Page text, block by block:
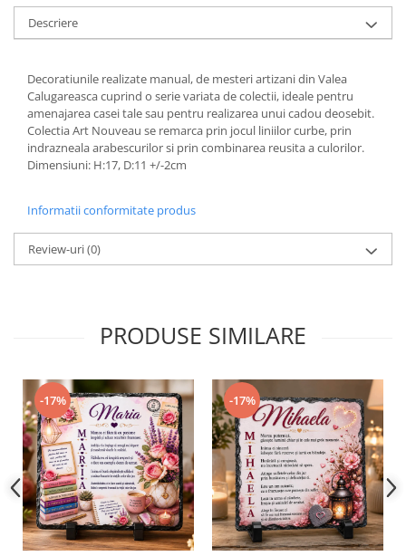
Descriere
Decoratiunile realizate manual, de mesteri artizani din Valea
Calugareasca cuprind o serie variata de colectii, ideale pentru
amenajarea casei tale sau pentru realizarea unui cadou deosebit.
Colectia Art Nouveau se remarca prin jocul liniilor curbe, prin
indrazneala arabescurilor si prin combinarea reusita a culorilor.
Dimensiuni: H:17, D:11 +/-2cm
Informatii conformitate produs
Review-uri(0)
PRODUSE SIMILARE
-17% -17%